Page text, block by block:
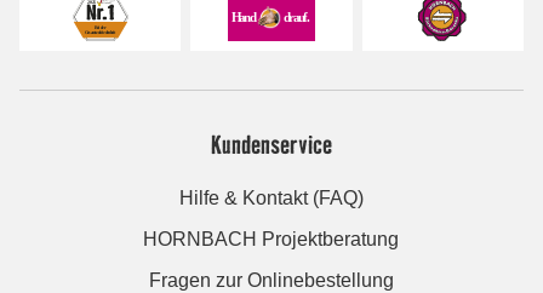
Kundenservice
Hilfe & Kontakt (FAQ)
HORNBACH Projektberatung
Fragen zur Onlinebestellung